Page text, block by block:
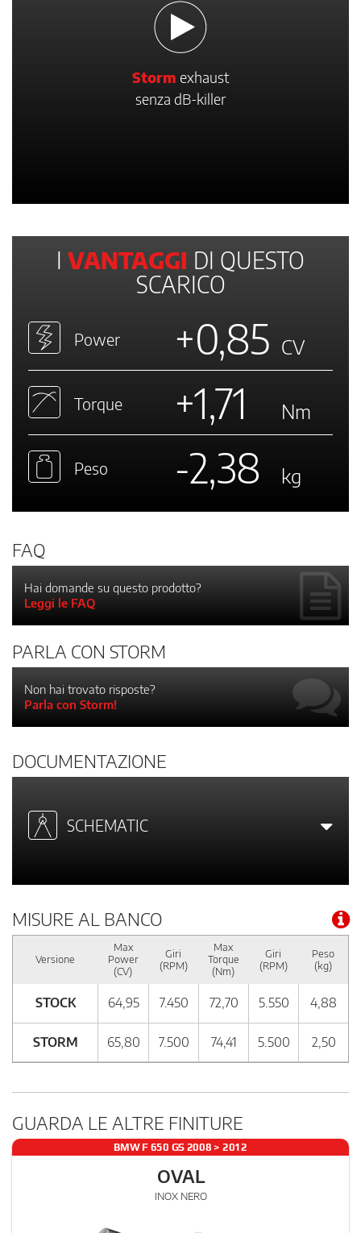
Storm exhaust
senza dB-killer
I VANTAGGI DI QUESTO
SCARICO
Power +0,85 CV
Torque +1,71 Nm
Peso -2,38 kg
FAQ
Hai domande su questo prodotto?
Leggi le FAQ
PARLA CON STORM
Non hai trovato risposte?
Parla con Storm!
DOCUMENTAZIONE
SCHEMATIC
MISURE AL BANCO
Versione
Max
Power
(CV)
Giri
(RPM)
Max
Torque
(Nm)
Giri
(RPM)
Peso
(kg)
STOCK 64,95 7.450 72,70 5.550 4,88
STORM 65,80 7.500 74,41 5.500 2,50
GUARDA LE ALTRE FINITURE
BMW F 650 GS 2008 > 2012
OVAL
INOX NERO